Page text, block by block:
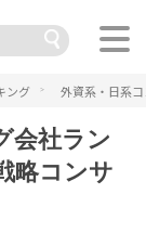
ング 外資系・日系
会社ラン
略コンサ